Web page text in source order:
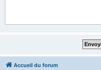
Accueil du forum